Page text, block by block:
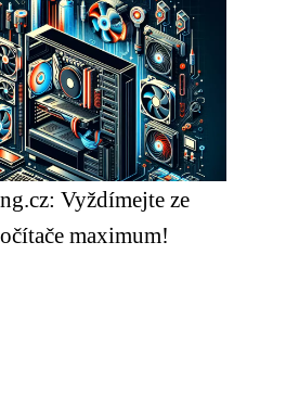
Vyždímejte ze
maximum!